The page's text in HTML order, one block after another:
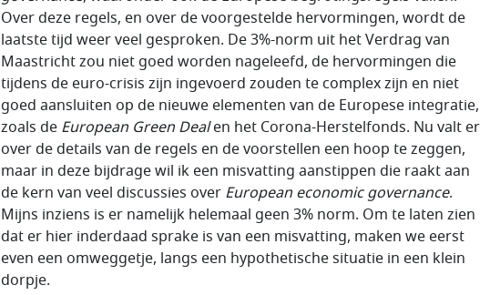
Over deze regels, en over de voorgestelde hervormingen, wordt de
laatste tijd weer veel gesproken. De 3%-norm uit het Verdrag van
Maastricht zou niet goed worden nageleefd, de hervormingen die
tijdens de euro-crisis zijn ingevoerd zouden te complex zijn en niet
goed aansluiten op de nieuwe elementen van de Europese integratie,
zoals de European Green Dealen het Corona-Herstelfonds. Nu valt er
over de details van de regels en de voorstellen een hoop te zeggen,
maar in deze bijdrage wil ik een misvatting aanstippen die raakt aan
de kern van veel discussies over European economic governance.
Mijns inziens is er namelijk helemaal geen 3% norm. Om te laten zien
dat er hier inderdaad sprake is van een misvatting, maken we eerst
even een omweggetje, langs een hypothetische situatie in een klein
dorpje.